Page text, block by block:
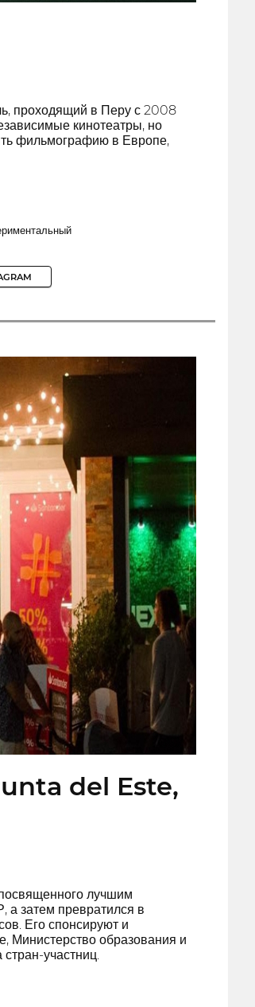
проходящий в Перу с 2008
кинотеатры, но
фильмографию в Европе,
del Este,
лучшим
а затем превратился в
Его спонсируют и
Министерство образования и
участниц.